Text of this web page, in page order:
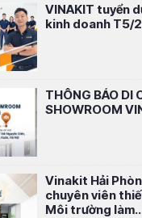
VINAKIT tuyển
kinh doanh T5/
THÔNG BÁO DI
SHOWROOM
Vinakit Hải
chuyên viên
Môi trường